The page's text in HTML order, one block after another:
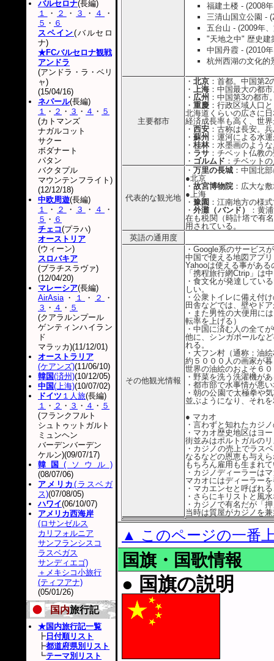
福建土楼 - (2008
三清山国立公園 -
五台山 - (2009年
"天地之中" 歴史建
中国丹霞 - (2010
杭州西湖の文化的
主要都市
・ 北京 ：首都。中国第
・ 上海 ：中国最大の都
・ 広州 ：中国第3の都市
・ 重慶 ：行政区域人口
北海道くらいの広さに
経済成長率も高く、世
・ 西安 ：古称は長安。
・ 蘇州 ：運河による水
・ 桂林：水墨画のよう
・ ラサ ：チベット仏教
・ ゴルムド ：チベット
代表的な観光地
・ 万里の長城 ：中国北
●北京
・ 故宮博物院 ：広大な
●上海
・ 豫園 ：江南地方の様
・外灘（バンド）
：黄
在も税関（時計塔で有
用されている。
英語の通用度
その他観光情報
・Google系のサービス
中国で使える地図アプ
Yahooは使える事があ
「携程旅行網Ctrip」は
・食文化が発達してい
しい。
・公衆トイレに備え付
田舎などでは、壁やド
・また男性の大便用に
転率を上げる）
・中国に済む人の全て
他に、シンガポールな
れる。
・大フン村（通称：油
約５０００人の画家が
世界の油絵のおよそ６
・野菜を洗う洗濯機が
・都市部で水事情が悪
・朝の公園で太極拳や
並ぶようになり、それ
● マカオ
・言わずと知れたカジ
・マカオ歴史地区はヨ
街並みはポルトガルの
・カジノの売上でラス
なるなどの恩恵も与え
もちろん雇用も生まれ
・カジノディーラーは
マカオにはディーラー
・マカエンセと呼ばれ
・さらにキリストと風
・カジノで有名だが「
当時は質屋がカジノを
▲ このページの一番
国旗・国歌情報
● 国旗の説明
バルセロナ(長編)
１
・ ２ ・ ３ ・ ４
・
５ ・ ６
スペイン(バルセロ
ナ)
★FCバルセロナ観戦
アンドラ
(アンドラ・ラ・ベリ
ャ)
(15/04/16)
ネパール(長編)
１ ・ ２ ・ ３ ・ ４ ・ ５
(カトマンズ
ナガルコット
サクー
ボダナート
パタン
バクタプル
マウンテンフライト)
(12/12/18)
中欧周遊(長編)
１
・ ２ ・ ３ ・ ４
・
５ ・ ６
チェコ(プラハ)
オーストリア
(ウィーン)
スロバキア
(ブラチスラヴァ)
(12/04/20)
マレーシア(長編)
AirAsia・ １ ・ ２
・
３ ・ ４ ・ ５
(クアラルンプール
ゲンティンハイラン
ド
マラッカ)(11/12/01)
オーストラリア
(ケアンズ)(11/06/10)
韓国(済州)(10/12/05)
中国(上海)(10/07/02)
ドイツ １人旅(長編)
１ ・ ２ ・ ３ ・ ４ ・ ５
(フランクフルト
シュトゥットガルト
ミュンヘン
バーデンバーデン
ケルン)(09/07/17)
韓国(ソウル)
(08/07/06)
アメリカ (ラスベガ
ス)(07/08/05)
ハワイ(06/10/07)
アメリカ西海岸
(ロサンゼルス
カリフォルニア
サンフランシスコ
ラスベガス
サンディエゴ)
＋メキシコ小旅行
(ティフアナ)
(05/01/26)
国内旅行記
★国内旅行記一覧
┣ 日付順リスト
┣都道府県別リスト
┗テーマ別リスト